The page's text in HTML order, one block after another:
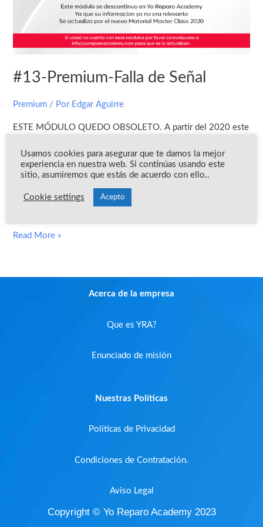
#13-Premium-Falla de Señal
Premium / Por Edgar Aguirre
ESTE MÓDULO QUEDO OBSOLETO. A partir del 2020 este
de MASTER CLASS 2020, por lo tanto, estos módulos ya no
están disponibles. En su perfil debe de existir el contenido de
Master Class que son 7 módulos de diagnóstico con el
material nuevo. De no existir […]
Read More »
Acerca de la empresa
Que es YRA?
Enunciado de misión
Nuestras Políticas
Políticas de Privacidad
Condiciones de Contratación.
Aviso Legal
Copyright © Yo Reparo Academy 2023
Usamos cookies para asegurar que te damos la mejor
experiencia en nuestra web. Si continúas usando este
sitio, asumiremos que estás de acuerdo con ello..
Cookie settings Acepto